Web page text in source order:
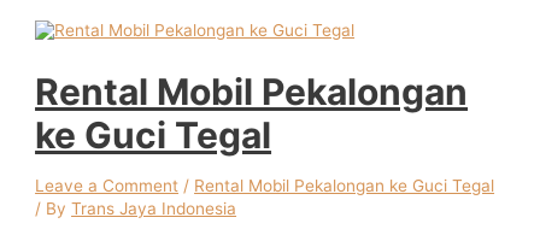
Rental Mobil Pekalongan
ke Guci Tegal
Leave a Comment / Rental Mobil Pekalongan ke Guci Tegal
/ ByTrans Jaya Indonesia